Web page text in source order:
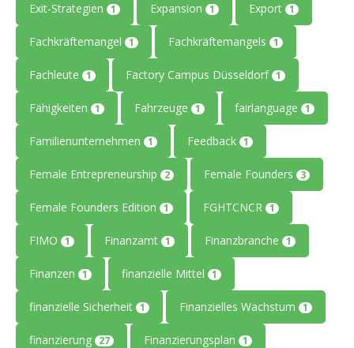
Exit-Strategien 1 Expansion 1 Export 1
Fachkräftemangel 1 Fachkräftemangels 1
Fachleute 1 Factory Campus Düsseldorf 1
Fähigkeiten 1 Fahrzeuge 1 fairlanguage 1
Familienunternehmen 1 Feedback 1
Female Entrepreneurship 2 Female Founders 3
Female Founders Edition 1 FGHTCNCR 1
FIMO 1 Finanzamt 1 Finanzbranche 1
Finanzen 1 finanzielle Mittel 1
finanzielle Sicherheit 1 Finanzielles Wachstum 1
finanzierung 27 Finanzierungsplan 1